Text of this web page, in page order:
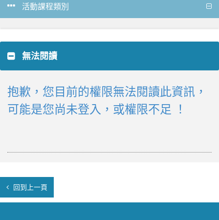
活動課程類別
無法閱讀
抱歉，您目前的權限無法閱讀此資訊，
可能是您尚未登入，或權限不足 ！
回到上一頁